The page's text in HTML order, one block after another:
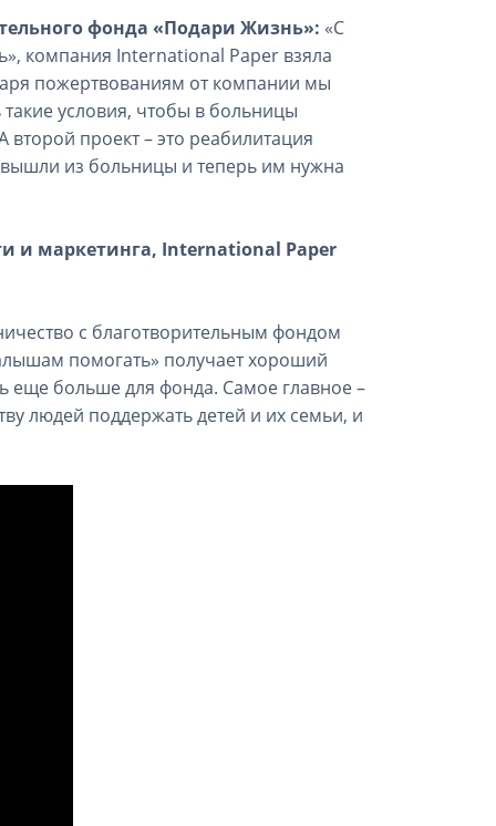
фонда «Подари Жизнь»: «С
компания International Paper взяла
пожертвованиям от компании мы
условия, чтобы в больницы
проект – это реабилитация
вышли из больницы и теперь им нужна
и маркетинга, International Paper
с благотворительным фондом
помогать» получает хороший
еще больше для фонда. Самое главное –
людей поддержать детей и их семьи, и